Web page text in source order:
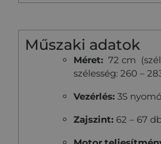
Műszaki adatok
Méret: 72 cm
szélesség: 260 –
Vezérlés: 3S
Zajszint: 62 – 67